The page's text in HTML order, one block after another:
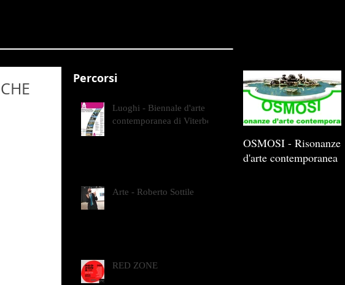
Percorsi
Luoghi - Biennale d'arte
contemporanea di Viterbo
Arte - Roberto Sottile
RED ZONE
OSMOSI - Risonanze
d'arte contemporanea